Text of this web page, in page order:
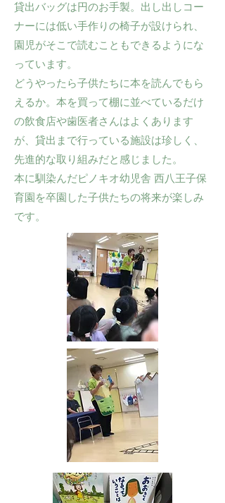
貸出バッグは円のお手製。出し出しコー
ナーには低い手作りの椅子が設けられ、
園児がそこで読むこともできるようにな
っています。
どうやったら子供たちに本を読んでもら
えるか。本を買って棚に並べているだけ
の飲食店や歯医者さんはよくあります
が、貸出まで行っている施設は珍しく、
先進的な取り組みだと感じました。
本に馴染んだピノキオ幼児舎 西八王子保
育園を卒園した子供たちの将来が楽しみ
です。